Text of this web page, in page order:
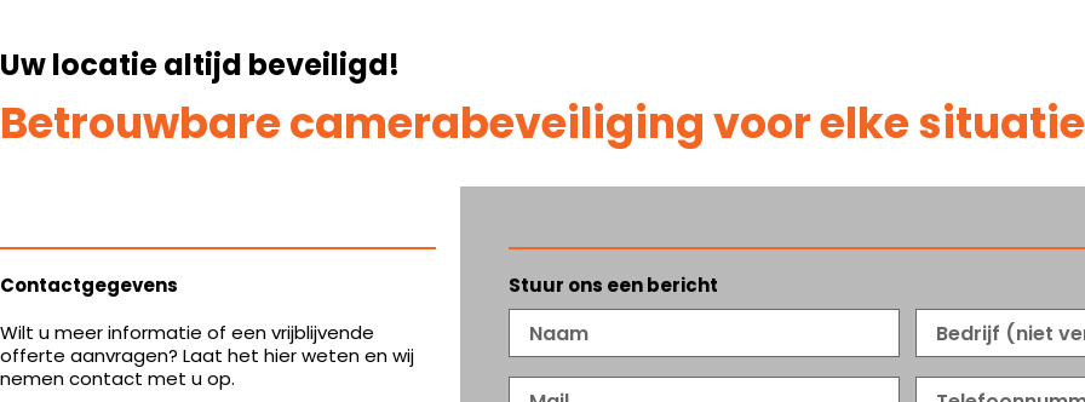
Uw locatie altijd beveiligd!
Betrouwbare camerabeveiliging voor elke situatie
Contactgegevens
Wilt u meer informatie of een vrijblijvende
offerte aanvragen? Laat het hier weten en wij
nemen contact met u op.
Stuur ons een bericht
BEDRIJF